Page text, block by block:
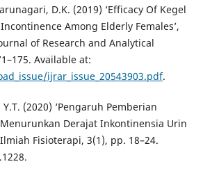
D.K. (2019) ‘Efficacy Of Kegel
Among Elderly Females’,
of Research and Analytical
Available at:
ijrar_issue_20543903.pdf.
(2020) ‘Pengaruh Pemberian
Derajat Inkontinensia Urin
Fisioterapi, 3(1), pp. 18–24.